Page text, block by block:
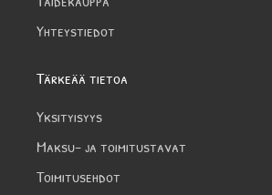
Yhteystiedot
Tärkeää tietoa
Yksityisyys
Maksu- ja toimitustavat
Toimitusehdot